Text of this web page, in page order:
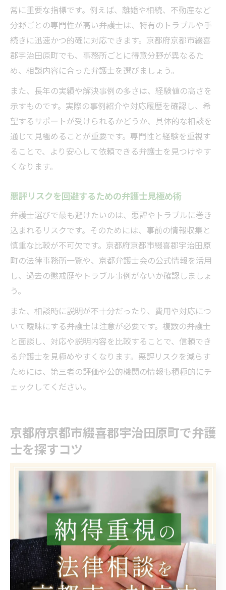
常に重要な指標です。例えば、離婚や相続、不動産など
分野ごとの専門性が高い弁護士は、特有のトラブルや手
続きに迅速かつ的確に対応できます。京都府京都市綴喜
郡宇治田原町でも、事務所ごとに得意分野が異なるた
め、相談内容に合った弁護士を選びましょう。
また、長年の実績や解決事例の多さは、経験値の高さを
示すものです。実際の事例紹介や対応履歴を確認し、希
望するサポートが受けられるかどうか、具体的な相談を
通じて見極めることが重要です。専門性と経験を重視す
ることで、より安心して依頼できる弁護士を見つけやす
くなります。
悪評リスクを回避するための弁護士見極め術
弁護士選びで最も避けたいのは、悪評やトラブルに巻き
込まれるリスクです。そのためには、事前の情報収集と
慎重な比較が不可欠です。京都府京都市綴喜郡宇治田原
町の法律事務所一覧や、京都弁護士会の公式情報を活用
し、過去の懲戒歴やトラブル事例がないか確認しましょ
う。
また、相談時に説明が不十分だったり、費用や対応につ
いて曖昧にする弁護士は注意が必要です。複数の弁護士
と面談し、対応や説明内容を比較することで、信頼でき
る弁護士を見極めやすくなります。悪評リスクを減らす
ためには、第三者の評価や公的機関の情報も積極的にチ
ェックしてください。
京都府京都市綴喜郡宇治田原町で弁護
士を探すコツ
宇治田原町周辺で弁護士を選ぶ際の注目点
宇治田原町周辺で弁護士を選ぶ際には、まず「専門分
野」と「対応エリア」に注目することが重要です。特に
京都市や綴喜郡など地域密着で活動している法律事務所
は、地元事情や行政機関との連携に強みがあります。例
えば、相続や離婚、不動産トラブルなどの分野に特化し